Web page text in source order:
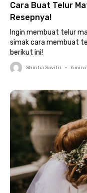
Cara Buat Telur
Resepnya!
Ingin membuat telur
simak cara membuat
berikut ini!
Shintia Savitri • 6 min